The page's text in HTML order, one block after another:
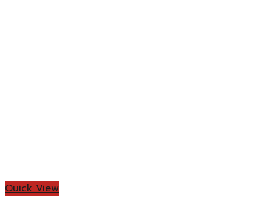
Quick View